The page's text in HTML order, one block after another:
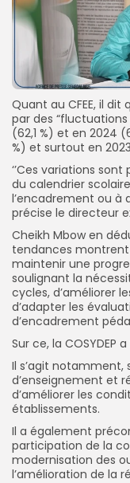
Quant au CFEE, il
par des “fluctuations
(62,1 %) et en 2024
%) et surtout en
‘’Ces variations
du calendrier
l’encadrement ou à
précise le directeur
Cheikh Mbow en
tendances
maintenir une
soulignant la
cycles, d’améliorer
d’adapter les
d’encadrement
Sur ce, la
Il s’agit notamment,
d’enseignement et
d’améliorer les
établissements.
Il a également
participation de la
modernisation des
l’amélioration de la